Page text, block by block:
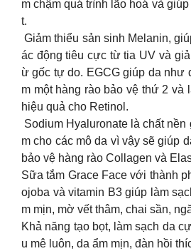
m chậm quá trình lão hoá và
t.
Giảm thiểu sản sinh Melanin,
ác động tiêu cực từ tia UV và
ừ gốc tự do. EGCG giúp da
m một hàng rào bảo vệ thứ 2 và
hiệu quả cho Retinol.
Sodium Hyaluronate là chất nền
m cho các mô da vì vậy sẽ giúp
bảo vệ hàng rào Collagen và
Sữa tắm Grace Face với thành
ojoba và vitamin B3 giúp làm
m mịn, mờ vết thâm, chai sần,
Khả năng tạo bọt, làm sạch da
u mê luôn, da ẩm mịn, đàn hồi